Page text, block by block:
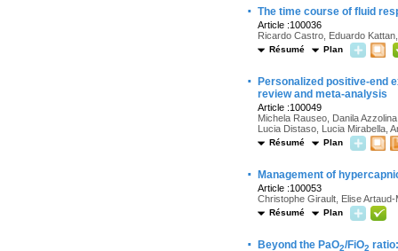
· The time course of fluid
Article :100036
Ricardo Castro, Eduardo
Résumé Plan
·
Personalized positive-end
review and meta-analysis
Article :100049
Michela Rauseo, Danila
Lucia Distaso, Lucia Mirabella,
Résumé Plan
· Management of
Article :100053
Christophe Girault, Elise
Résumé Plan
· Beyond the PaO2/FiO2